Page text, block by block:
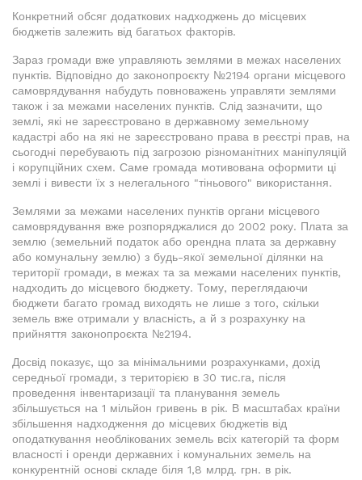
Конкретний обсяг додаткових надходжень до місцевих
бюджетів залежить від багатьох факторів.
Зараз громади вже управляють землями в межах населених
пунктів. Відповідно до законопроєкту №2194 органи місцевого
самоврядування набудуть повноважень управляти землями
також і за межами населених пунктів. Слід зазначити, що
землі, які не зареєстровано в державному земельному
кадастрі або на які не зареєстровано права в реєстрі прав, на
сьогодні перебувають під загрозою різноманітних маніпуляцій
і корупційних схем. Саме громада мотивована оформити ці
землі і вивести їх з нелегального "тіньового" використання.
Землями за межами населених пунктів органи місцевого
самоврядування вже розпоряджалися до 2002 року. Плата за
землю (земельний податок або орендна плата за державну
або комунальну землю) з будь-якої земельної ділянки на
території громади, в межах та за межами населених пунктів,
надходить до місцевого бюджету. Тому, переглядаючи
бюджети багато громад виходять не лише з того, скільки
земель вже отримали у власність, а й з розрахунку на
прийняття законопроєкта №2194.
Досвід показує, що за мінімальними розрахунками, дохід
середньої громади, з територією в 30 тис.га, після
проведення інвентаризації та планування земель
збільшується на 1 мільйон гривень в рік. В масштабах країни
збільшення надходження до місцевих бюджетів від
оподаткування необлікованих земель всіх категорій та форм
власності і оренди державних і комунальних земель на
конкурентній основі складе біля 1,8 млрд. грн. в рік.